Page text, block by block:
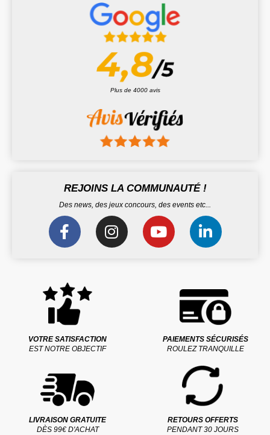
Plus de 4000 avis
REJOINS LA COMMUNAUTÉ !
Des news, des jeux concours, des events etc...
VOTRE SATISFACTION
EST NOTRE OBJECTIF
PAIEMENTS SÉCURISÉS
ROULEZ TRANQUILLE
LIVRAISON GRATUITE
DÈS 99€ D'ACHAT
RETOURS OFFERTS
PENDANT 30 JOURS